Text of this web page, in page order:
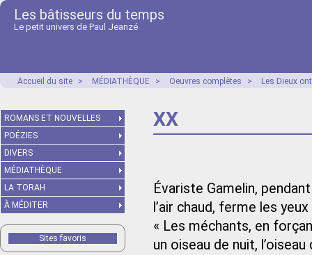
Les bâtisseurs du temps
Le petit univers de Paul Jeanzé
Accueil du site > MÉDIATHÈQUE > Oeuvres complètes > Les Dieux
XX
Évariste Gamelin,
l’air chaud, ferme les
« Les méchants, en
un oiseau de nuit,
ROMANS ET NOUVELLES
POÉZIES
DIVERS
MÉDIATHÈQUE
LA TORAH
À MÉDITER
Sites favoris